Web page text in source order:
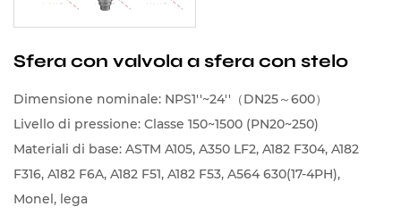
Sfera con valvola a sfera con stelo
Dimensione nominale: NPS1''~24''（DN25～600）
Livello di pressione: Classe 150~1500 (PN20~250)
Materiali di base: ASTM A105, A350 LF2, A182 F304, A182
F316, A182 F6A, A182 F51, A182 F53, A564 630(17-4PH),
Monel, lega